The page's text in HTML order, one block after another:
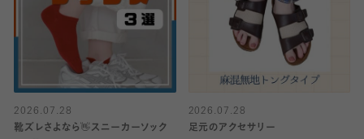
2026.07.28
靴ズレさよなら👋スニーカーソック
2026.07.28
足元のアクセサリー